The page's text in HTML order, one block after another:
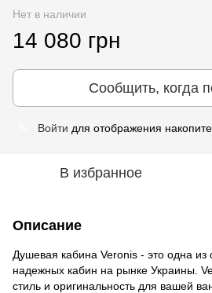
Нет в наличии
14 080 грн
Сообщить, когда
Войти для отображения
В избранное
Описание
Душевая кабина Veronis - это одна
надежных кабин на рынке Украины.
стиль и оригинальность для вашей